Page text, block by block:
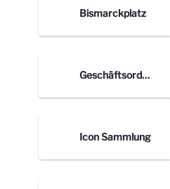
Bismarckplatz
Geschäftsordnung
Icon Sammlung